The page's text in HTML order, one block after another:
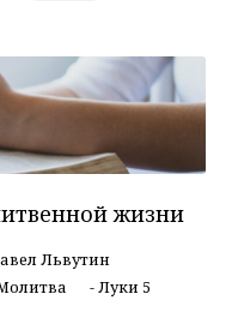
жизни
Львутин
- Луки 5